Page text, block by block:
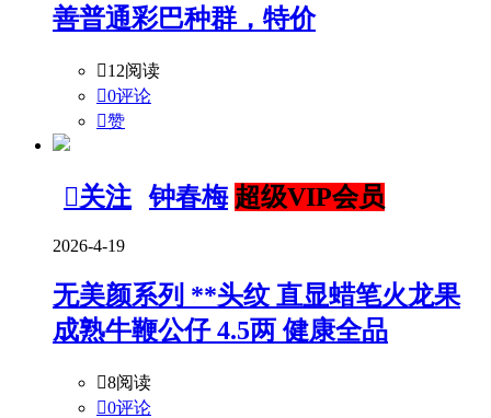
善普通彩巴种群，特价
12阅读
0评论
赞
关注 钟春梅 超级VIP会员
2026-4-19
无美颜系列 **头纹 直显蜡笔火龙果
成熟牛鞭公仔 4.5两 健康全品
8阅读
0评论